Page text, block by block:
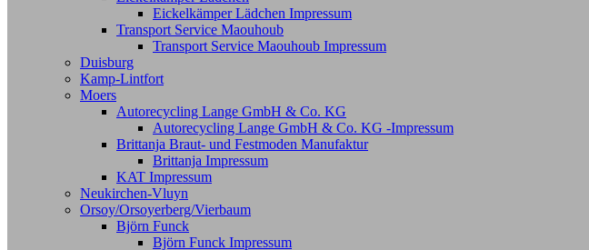
Eickelkämper Lädchen Impressum
Transport Service Maouhoub
Transport Service Maouhoub Impressum
Duisburg
Kamp-Lintfort
Moers
Autorecycling Lange GmbH & Co. KG
Autorecycling Lange GmbH & Co. KG -Impressum
Brittanja Braut- und Festmoden Manufaktur
Brittanja Impressum
KAT Impressum
Neukirchen-Vluyn
Orsoy/Orsoyerberg/Vierbaum
Björn Funck
Björn Funck Impressum